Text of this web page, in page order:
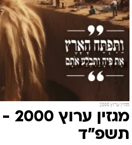
מגזין ערוץ 2000
תשפ"ד